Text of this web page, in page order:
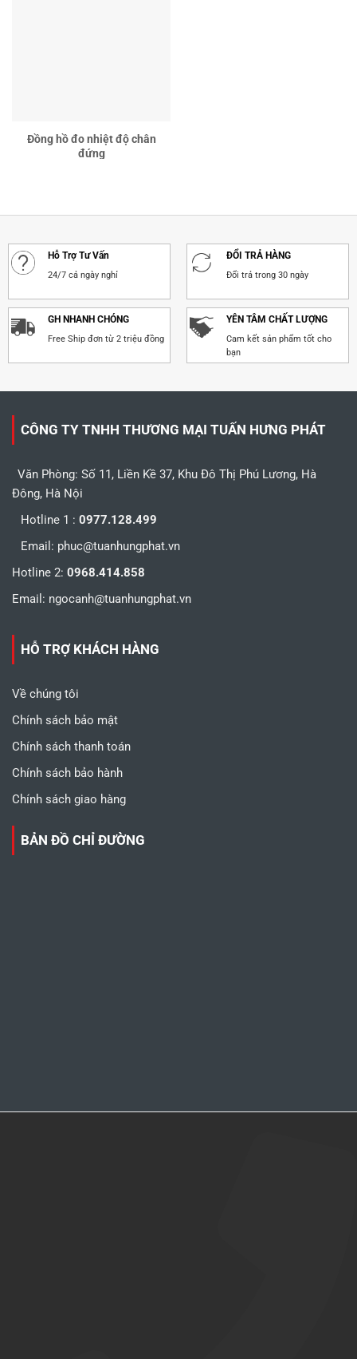
Đồng hồ đo nhiệt độ chân
đứng
Hỗ Trợ Tư Vấn
24/7 cả ngày nghỉ
ĐỔI TRẢ HÀNG
Đổi trả trong 30 ngày
GH NHANH CHÓNG
Free Ship đơn từ 2 triệu đồng
YÊN TÂM CHẤT LƯỢNG
Cam kết sản phẩm tốt cho
bạn
CÔNG TY TNHH THƯƠNG MẠI TUẤN HƯNG PHÁT
Văn Phòng: Số 11, Liền Kề 37, Khu Đô Thị Phú Lương, Hà
Đông, Hà Nội
Hotline 1 : 0977.128.499
Email: phuc@tuanhungphat.vn
Hotline 2: 0968.414.858
Email: ngocanh@tuanhungphat.vn
HỖ TRỢ KHÁCH HÀNG
Về chúng tôi
Chính sách bảo mật
Chính sách thanh toán
Chính sách bảo hành
Chính sách giao hàng
BẢN ĐỒ CHỈ ĐƯỜNG